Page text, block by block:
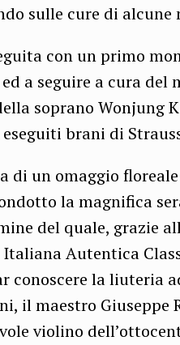
sulle cure di
con un primo
a seguire a cura
soprano Wonjung
brani di
di un omaggio
la magnifica
del quale, grazie
Autentica
conoscere la liuteria
il maestro
violino